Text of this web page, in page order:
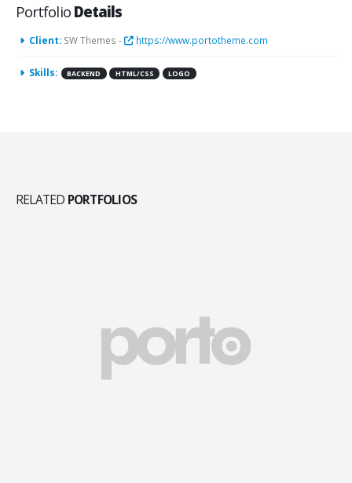
Portfolio Details
Client: SW Themes - https://www.portotheme.com
Skills: BACKEND HTML/CSS LOGO
RELATED PORTFOLIOS